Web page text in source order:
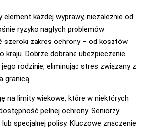
każdej wyprawy, niezależnie od
ryzyko nagłych problemów
szeroki zakres ochrony – od kosztów
Dobrze dobrane ubezpieczenie
rodzinie, eliminując stres związany z
granicą.
na limity wiekowe, które w niektórych
pełnej ochrony. Seniorzy
specjalnej polisy. Kluczowe znaczenie